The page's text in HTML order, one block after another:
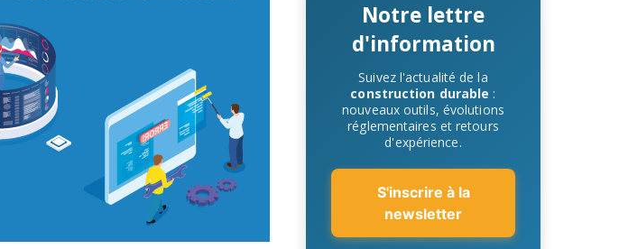
Notre lettre
d'information
Suivez l'actualité de la
construction durable :
nouveaux outils, évolutions
réglementaires et retours
d'expérience.
S'inscrire à la
newsletter